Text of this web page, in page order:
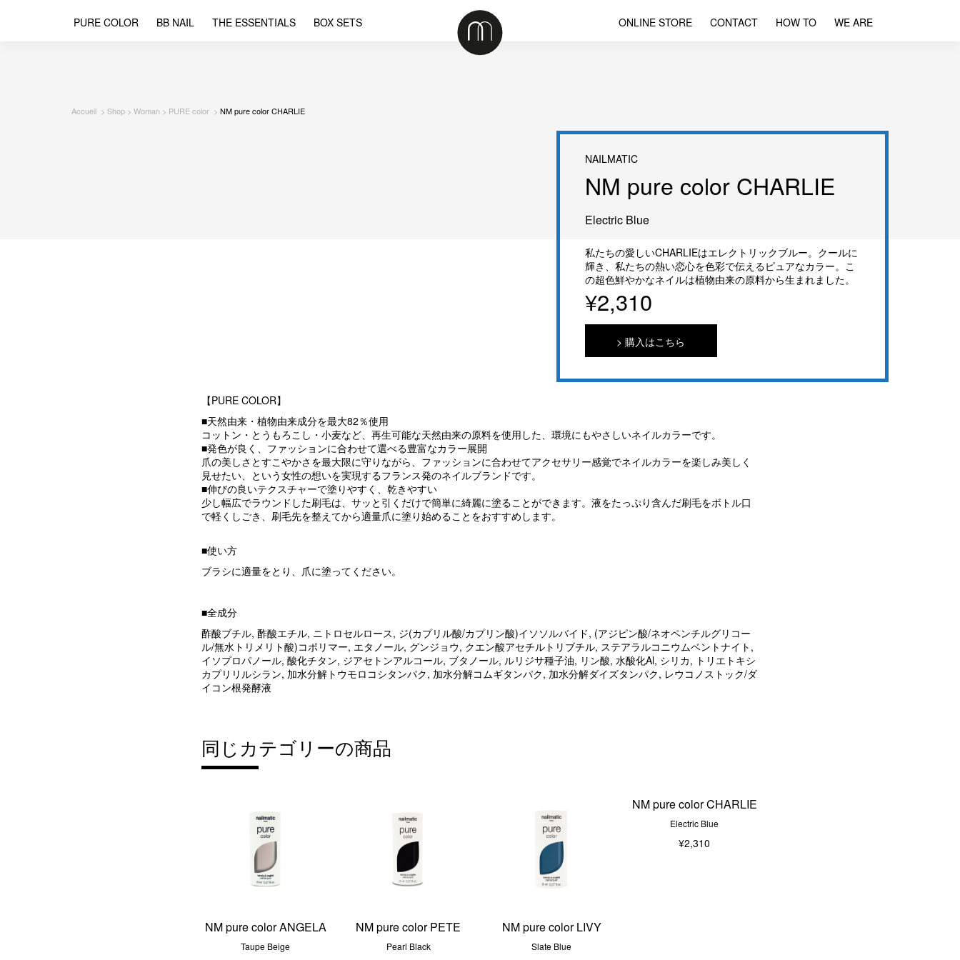
PURE COLOR BB NAIL THE ESSENTIALS BOX SETS WE ARE
HOW TO
CONTACT
ONLINE STORE
Accueil Shop Woman PURE color NM pure color CHARLIE
NAILMATIC
NM pure color CHARLIE
Electric Blue
私たちの愛しいCHARLIEはエレクトリックブルー。クールに
輝き、私たちの熱い恋心を色彩で伝えるピュアなカラー。こ
の超色鮮やかなネイルは植物由来の原料から生まれました。
¥2,310
購入はこちら
【PURE COLOR】
■天然由来・植物由来成分を最大82％使用
コットン・とうもろこし・小麦など、再生可能な天然由来の原料を使用した、環境にもやさしいネイルカラーです。
■発色が良く、ファッションに合わせて選べる豊富なカラー展開
爪の美しさとすこやかさを最大限に守りながら、ファッションに合わせてアクセサリー感覚でネイルカラーを楽しみ美しく
見せたい、という女性の想いを実現するフランス発のネイルブランドです。
■伸びの良いテクスチャーで塗りやすく、乾きやすい
少し幅広でラウンドした刷毛は、サッと引くだけで簡単に綺麗に塗ることができます。液をたっぷり含んだ刷毛をボトル口
で軽くしごき、刷毛先を整えてから適量爪に塗り始めることをおすすめします。
■使い方
ブラシに適量をとり、爪に塗ってください。
■全成分
酢酸ブチル, 酢酸エチル, ニトロセルロース, ジ(カプリル酸/カプリン酸)イソソルバイド, (アジピン酸/ネオペンチルグリコー
ル/無水トリメリト酸)コポリマー, エタノール, グンジョウ, クエン酸アセチルトリブチル, ステアラルコニウムベントナイト,
イソプロパノール, 酸化チタン, ジアセトンアルコール, ブタノール, ルリジサ種子油, リン酸, 水酸化Al, シリカ, トリエトキシ
カプリリルシラン, 加水分解トウモロコシタンパク, 加水分解コムギタンパク, 加水分解ダイズタンパク, レウコノストック/ダ
イコン根発酵液
同じカテゴリーの商品
NM pure color ANGELA
Taupe Beige
NM pure color PETE
Pearl Black
NM pure color LIVY
Slate Blue
NM pure color CHARLIE
Electric Blue
¥2,310